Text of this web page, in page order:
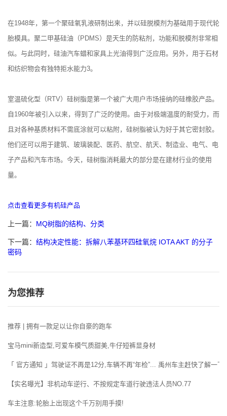
在1948年，第一个聚硅氧乳液研制出来，并以硅脱模剂为基础用于现代轮
胎模具。聚二甲基硅油（PDMS）是天生的防粘剂，功能和脱模剂非常相
似。与此同时，硅油汽车蜡和家具上光油得到广泛应用。另外，用于石材
和纺织物会有独特拒水能力3。
室温硫化型（RTV）硅树脂是第一个被广大用户市场接纳的硅橡胶产品。
自1960年被引入以来，得到了广泛的使用。由于对极端温度的耐受力，而
且对各种基质材料不需底涂就可以粘附，硅树脂被认为好于其它密封胶。
他们还可以用于建筑、玻璃装配、医药、航空、航天、制造业、电气、电
子产品和汽车市场。今天，硅树脂消耗最大的部分是在建材行业的使用
量。
点击查看更多有机硅产品
上一篇： MQ树脂的结构、分类
下一篇： 结构决定性能：拆解八苯基环四硅氧烷 IOTA AKT 的分子
密码
为您推荐
推荐 | 拥有一款足以让你自豪的跑车
宝马mini新造型,可爱车模气质甜美,牛仔短裤显身材
「 官方通知 」驾驶证不再是12分,车辆不再“年检”... 禹州车主赶快了解一下!
【实名曝光】非机动车逆行、不按规定车道行驶违法人员NO.77
车主注意:轮胎上出现这个千万别用手摸!